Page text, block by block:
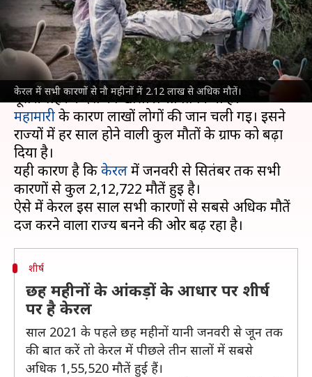
केरल में सभी कारणों से नौ महीनों में 2.12 लाख से अधिक मौतें।
भारत शर्मा Dec 13, 2021 02:09 pm
क्या है खबर?
इस साल आईकोरोना वायरसमहामारी की विनाशकारी
महामारीके कारण लाखों लोगों की जान चली गई। इसने
राज्यों में हर साल होने वाली कुल मौतों के ग्राफ को बढ़ा
दिया है।
यही कारण है किकेरलमें जनवरी से सितंबर तक सभी
कारणों से कुल 2,12,722 मौतें हुई है।
ऐसे में केरल इस साल सभी कारणों से सबसे अधिक मौतें
शीर्ष
छह महीनों के आंकड़ों के आधार पर शीर्ष
पर है केरल
साल 2021 के पहले छह महीनों यानी जनवरी से जून तक
की बात करें तो केरल में पीछले तीन सालों में सबसे
अधिक 1,55,520 मौतें हुई हैं।